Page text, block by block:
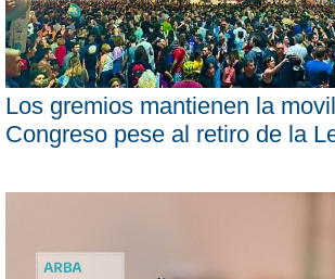
Los gremios mantienen la
Congreso pese al retiro de la